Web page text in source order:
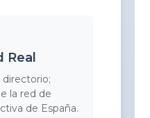
Real
la red de
de España.